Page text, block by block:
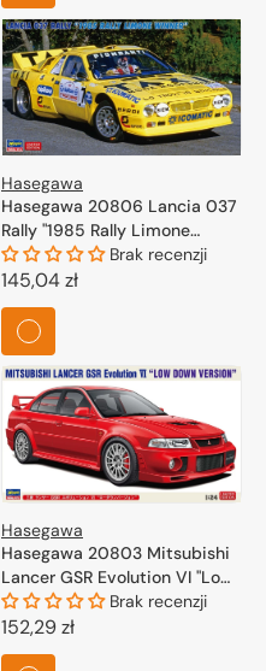
Hasegawa
Hasegawa 20806 Lancia 037
Rally "1985 Rally Limone
Winner" 1/24 Brak recenzji
Cena
regularna
145,04 zł
Hasegawa
Hasegawa 20803 Mitsubishi
Lancer GSR Evolution VI "Low
Down Version" 1/24Brak recenzji
Cena
regularna
152,29 zł